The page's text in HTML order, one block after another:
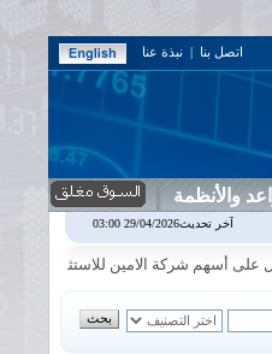
اتصل بنا | نبذة عنا
والأنظمة
0.00%
|اسفنج1.87
أسهم شركة الامين للاستثمار المالي في